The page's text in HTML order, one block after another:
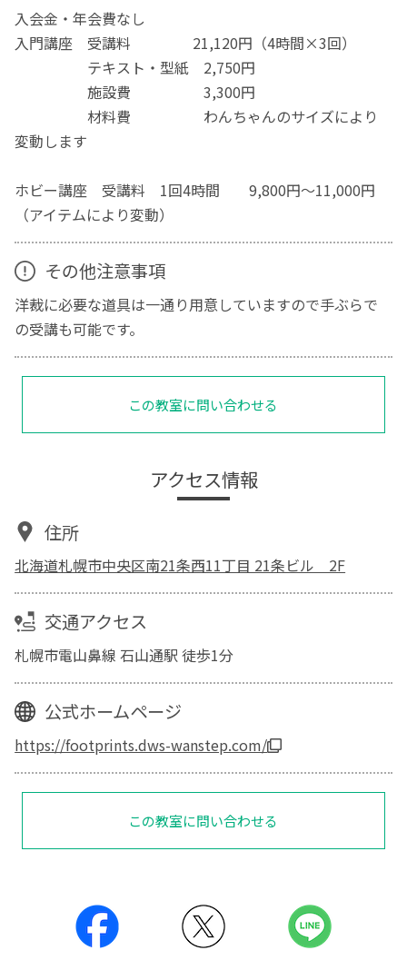
入会金・年会費なし
入門講座 受講料 21,120円（4時間×3回）
テキスト・型紙 2,750円
施設費 3,300円
材料費 わんちゃんのサイズにより
変動します
ホビー講座 受講料 1回4時間 9,800円～11,000円
（アイテムにより変動）
その他注意事項
洋裁に必要な道具は一通り用意していますので手ぶらで
の受講も可能です。
この教室に問い合わせる
アクセス情報
住所
北海道札幌市中央区南21条西11丁目 21条ビル 2F
交通アクセス
札幌市電山鼻線 石山通駅 徒歩1分
公式ホームページ
https://footprints.dws-wanstep.com/
この教室に問い合わせる